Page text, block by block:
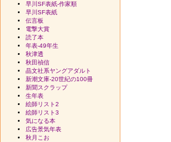
早川SF表紙-作家順
早川SF表紙
伝言板
電撃大賞
読了本
年表-49年生
秋津透
秋田禎信
晶文社系ヤングアダルト
新潮文庫-20世紀の100冊
新聞スクラップ
生年表
絵師リスト2
絵師リスト3
気になる本
広告景気年表
秋月こお